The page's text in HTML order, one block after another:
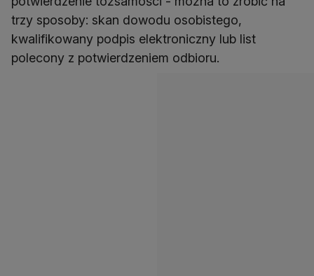
trzy sposoby: skan dowodu osobistego,
kwalifikowany podpis elektroniczny lub list
polecony z potwierdzeniem odbioru.